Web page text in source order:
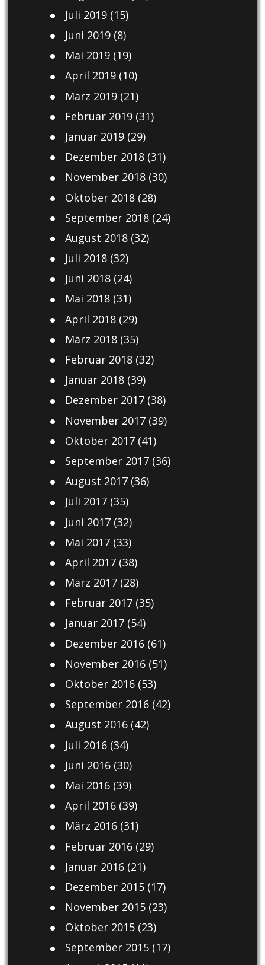
Juli 2019(15)
Juni 2019(8)
Mai 2019(19)
April 2019(10)
März 2019(21)
Februar 2019(31)
Januar 2019(29)
Dezember 2018(31)
November 2018(30)
Oktober 2018(28)
September 2018(24)
August 2018(32)
Juli 2018(32)
Juni 2018(24)
Mai 2018(31)
April 2018(29)
März 2018(35)
Februar 2018(32)
Januar 2018(39)
Dezember 2017(38)
November 2017(39)
Oktober 2017(41)
September 2017(36)
August 2017(36)
Juli 2017(35)
Juni 2017(32)
Mai 2017(33)
April 2017(38)
März 2017(28)
Februar 2017(35)
Januar 2017(54)
Dezember 2016(61)
November 2016(51)
Oktober 2016(53)
September 2016(42)
August 2016(42)
Juli 2016(34)
Juni 2016(30)
Mai 2016(39)
April 2016(39)
März 2016(31)
Februar 2016(29)
Januar 2016(21)
Dezember 2015(17)
November 2015(23)
Oktober 2015(23)
September 2015(17)